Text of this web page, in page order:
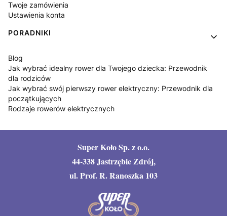
Twoje zamówienia
Ustawienia konta
PORADNIKI
Blog
Jak wybrać idealny rower dla Twojego dziecka: Przewodnik
dla rodziców
Jak wybrać swój pierwszy rower elektryczny: Przewodnik dla
początkujących
Rodzaje rowerów elektrycznych
Super Koło Sp. z o.o.
44-338 Jastrzębie Zdrój,
ul. Prof. R. Ranoszka 103